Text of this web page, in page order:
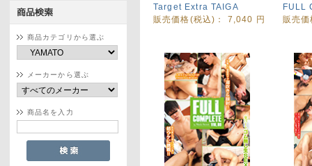
商品カテゴリから選ぶ
メーカーから選ぶ
商品名を入力
Target Extra TAIGA
販売価格(税込)： 7,040 円
FULL
販売